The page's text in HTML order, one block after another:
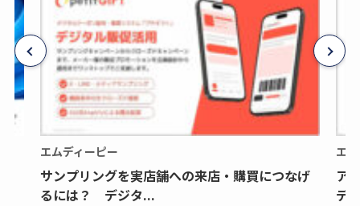
エムディーピー
サンプリングを実店舗への来店・購買につなげ
るには？ デジタ...
エ
ア
デ